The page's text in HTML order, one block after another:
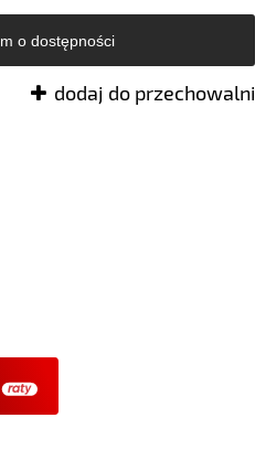
o dostępności
dodaj do przechowalni